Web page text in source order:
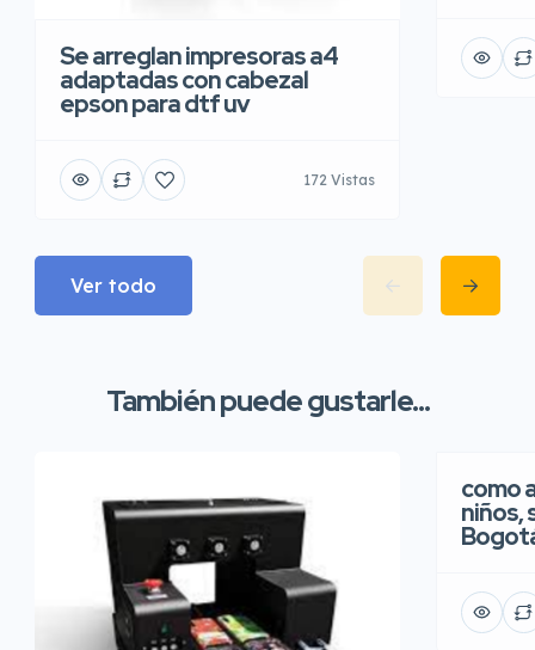
Se arreglan impresoras a4
adaptadas con cabezal
epson para dtf uv
172 Vistas
Ver todo
También puede gustarle...
como
niños,